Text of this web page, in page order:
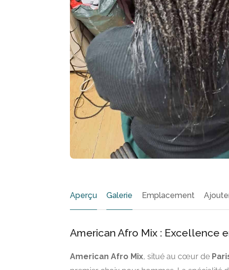
Aperçu Galerie Emplacement
American Afro Mix : Excellence
American Afro Mix, situé au cœur de